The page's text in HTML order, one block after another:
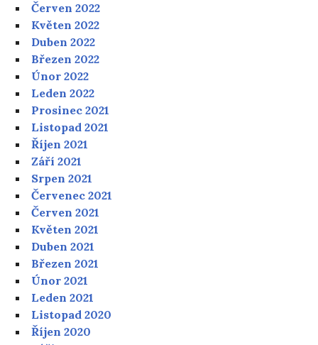
Červen 2022
Květen 2022
Duben 2022
Březen 2022
Únor 2022
Leden 2022
Prosinec 2021
Listopad 2021
Říjen 2021
Září 2021
Srpen 2021
Červenec 2021
Červen 2021
Květen 2021
Duben 2021
Březen 2021
Únor 2021
Leden 2021
Listopad 2020
Říjen 2020